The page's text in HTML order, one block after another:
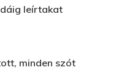
leírtakat
minden szót
Kartalherczeghy